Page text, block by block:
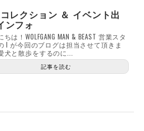
コレクション ＆ イベント出
ンフォ
ちは！WOLFGANG MAN & BEAST 営業スタ
I が今回のブログは担当させて頂きま
犬と散歩をするのに...
記事を読む